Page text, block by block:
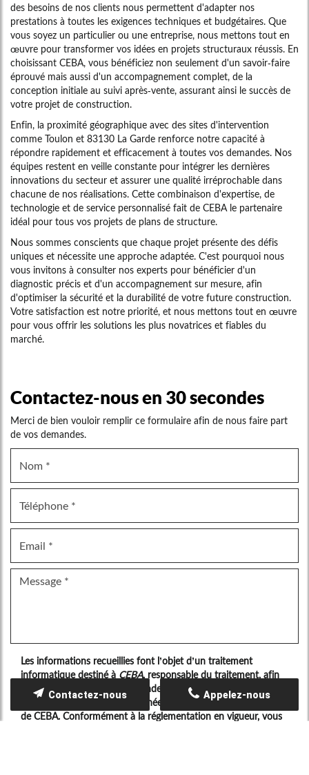
des besoins de nos clients nous permettent d'adapter nos
prestations à toutes les exigences techniques et budgétaires. Que
vous soyez un particulier ou une entreprise, nous mettons tout en
œuvre pour transformer vos idées en projets structuraux réussis. En
choisissant CEBA, vous bénéficiez non seulement d'un savoir-faire
éprouvé mais aussi d'un accompagnement complet, de la
conception initiale au suivi après-vente, assurant ainsi le succès de
votre projet de construction.
Enfin, la proximité géographique avec des sites d'intervention
comme Toulon et 83130 La Garde renforce notre capacité à
répondre rapidement et efficacement à toutes vos demandes. Nos
équipes restent en veille constante pour intégrer les dernières
innovations du secteur et assurer une qualité irréprochable dans
chacune de nos réalisations. Cette combinaison d'expertise, de
technologie et de service personnalisé fait de CEBA le partenaire
idéal pour tous vos projets de plans de structure.
Nous sommes conscients que chaque projet présente des défis
uniques et nécessite une approche adaptée. C'est pourquoi nous
vous invitons à consulter nos experts pour bénéficier d'un
diagnostic précis et d'un accompagnement sur mesure, afin
d'optimiser la sécurité et la durabilité de votre future construction.
Votre satisfaction est notre priorité, et nous mettons tout en œuvre
pour vous offrir les solutions les plus novatrices et fiables du
marché.
Contactez-nous en 30 secondes
Merci de bien vouloir remplir ce formulaire afin de nous faire part
de vos demandes.
Les informations recueillies font l’objet d’un traitement
informatique destiné à CEBA, responsable du traitement, afin
de donner suite à votre demande et de vous recontacter. Les
données sont également destinées à Futur Digital, prestataire
de CEBA. Conformément à la réglementation en vigueur, vous
Appelez-nous
Contactez-nous